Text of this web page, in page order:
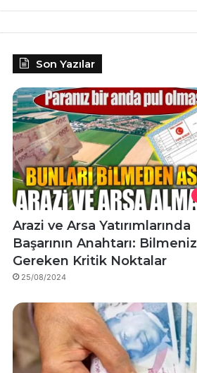
Son Yazılar
Arazi ve Arsa Yatırımlarında
Başarının Anahtarı: Bilmeniz
Gereken Kritik Noktalar
25/08/2024